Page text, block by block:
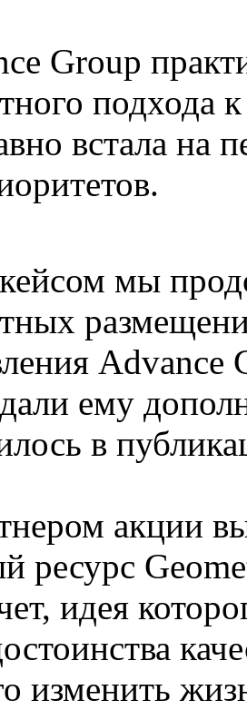
Group
подхода
встала на
мы
ему
в
акции
ресурс
идея
изменить